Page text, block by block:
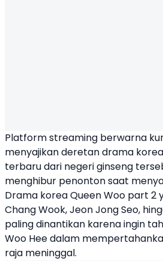
Platform streaming berwarna
menyajikan deretan drama
terbaru dari negeri ginseng
menghibur penonton saat
Drama korea Queen Woo part 2
Chang Wook, Jeon Jong Seo,
paling dinantikan karena ingin
Woo Hee dalam
raja meninggal.